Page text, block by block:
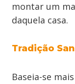
montar um
daquela casa.
Tradição
Baseia-se